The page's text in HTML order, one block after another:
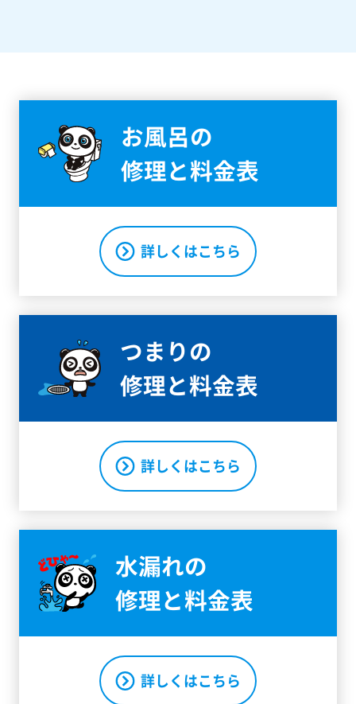
お風呂の
修理と料金表
詳しくはこちら
つまりの
修理と料金表
詳しくはこちら
水漏れの
修理と料金表
詳しくはこちら